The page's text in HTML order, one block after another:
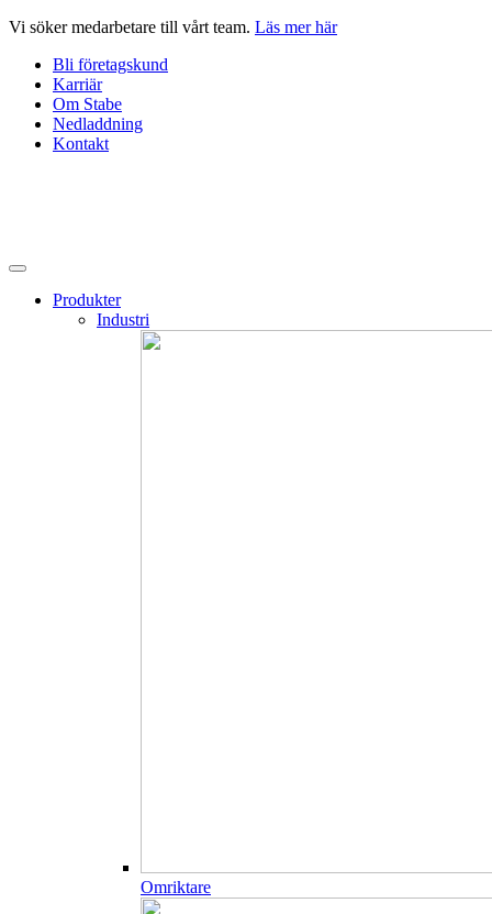
Hoppa
innehåll
Vi söker medarbetare till vårt team. Läs mer här
Bli företagskund
Karriär
Om Stabe
Nedladdning
Kontakt
Produkter
Industri
Omriktare